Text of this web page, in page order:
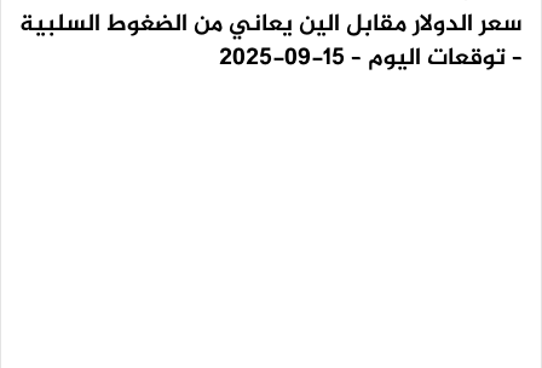
سعر الدولار مقابل الين يعاني من الضغوط السلبية
– توقعات اليوم – 15-09-2025